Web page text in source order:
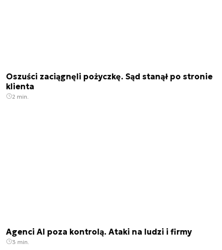
Oszuści zaciągnęli pożyczkę. Sąd stanął po stronie
klienta
2 min.
Agenci AI poza kontrolą. Ataki na ludzi i firmy
3 min.